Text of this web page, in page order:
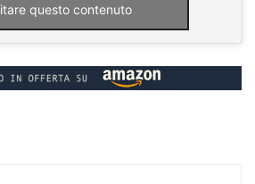
questo contenuto